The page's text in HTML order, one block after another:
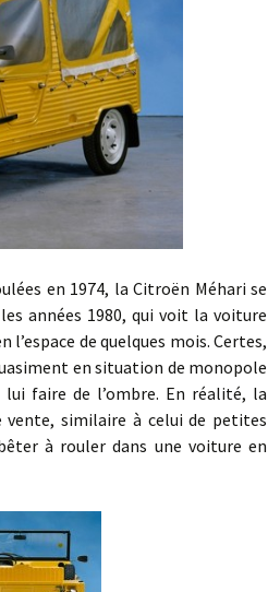
en 1974, la Citroën Méhari se
années 1980, qui voit la voiture
l’espace de quelques mois. Certes,
en situation de monopole
faire de l’ombre. En réalité, la
similaire à celui de petites
à rouler dans une voiture en